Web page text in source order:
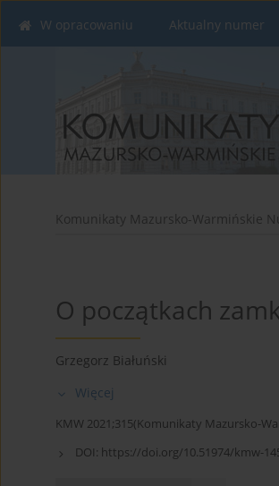
W opracowaniu Aktualny numer
Komunikaty Mazursko-Warmińskie
O początkach
Grzegorz Białuński
Więcej
KMW 2021;315(Komunikaty Mazursko-
DOI: https://doi.org/10.51974/kmw-